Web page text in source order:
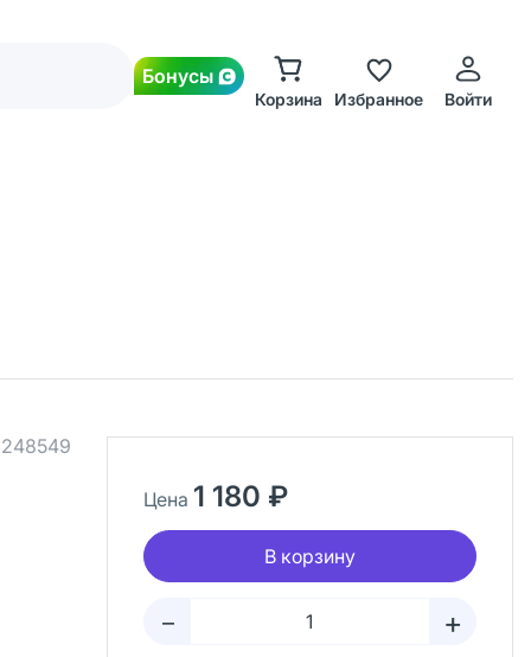
Бонусы
Корзина Избранное Войти
248549
Цена 1 180 ₽
В корзину
– +